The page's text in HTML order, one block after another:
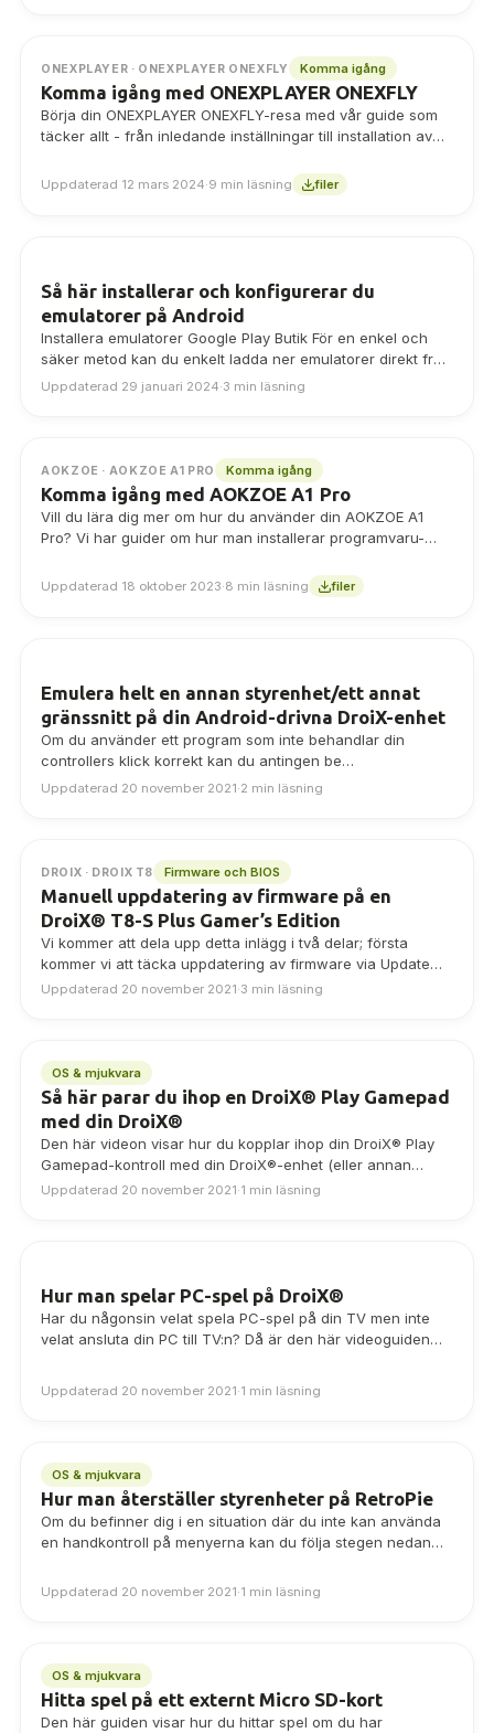
ONEXPLAYER · ONEXPLAYER ONEXFLY Komma igång
Komma igång med ONEXPLAYER ONEXFLY
Börja din ONEXPLAYER ONEXFLY-resa med vår guide som
täcker allt - från inledande inställningar till installation av
kompakta speldator.
Uppdaterad 12 mars 2024·9 min läsning filer
Så här installerar och konfigurerar du
emulatorer på Android
Installera emulatorer Google Play Butik För en enkel och
säker metod kan du enkelt ladda ner emulatorer direkt från
Google Play Store.…
Uppdaterad 29 januari 2024·3 min läsning
AOKZOE · AOKZOE A1 PRO Komma igång
Komma igång med AOKZOE A1 Pro
Vill du lära dig mer om hur du använder din AOKZOE A1
Pro? Vi har guider om hur man installerar programvaru-
Uppdaterad 18 oktober 2023·8 min läsning filer
Emulera helt en annan styrenhet/ett annat
gränssnitt på din Android-drivna DroiX-enhet
Om du använder ett program som inte behandlar din
controllers klick korrekt kan du antingen be
programförfattaren att uppdatera sin kod, eller…
Uppdaterad 20 november 2021·2 min läsning
DROIX · DROIX T8 Firmware och BIOS
Manuell uppdatering av firmware på en
DroiX® T8-S Plus Gamer’s Edition
Vi kommer att dela upp detta inlägg i två delar; första
kommer vi att täcka uppdatering av firmware via Update
and Backup-applikationen från…
Uppdaterad 20 november 2021·3 min läsning
OS & mjukvara
Så här parar du ihop en DroiX® Play Gamepad
med din DroiX®
Den här videon visar hur du kopplar ihop din DroiX® Play
Gamepad-kontroll med din DroiX®-enhet (eller annan
Android-modell) via Bluetooth
Uppdaterad 20 november 2021·1 min läsning
Hur man spelar PC-spel på DroiX®
Har du någonsin velat spela PC-spel på din TV men inte
velat ansluta din PC till TV:n? Då är den här videoguiden…
Uppdaterad 20 november 2021·1 min läsning
OS & mjukvara
Hur man återställer styrenheter på RetroPie
Om du befinner dig i en situation där du inte kan använda
en handkontroll på menyerna kan du följa stegen nedan
Uppdaterad 20 november 2021·1 min läsning
OS & mjukvara
Hitta spel på ett externt Micro SD-kort
Den här guiden visar hur du hittar spel om du har